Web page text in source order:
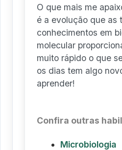
O que mais me
é a evolução que as
conhecimentos em
molecular
muito rápido o que
os dias tem algo
aprender!
Confira outras
Microbiologia